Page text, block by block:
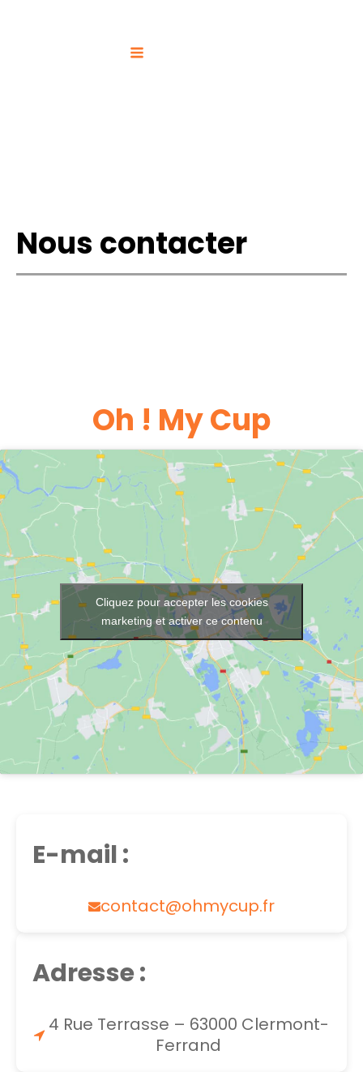
Nous contacter
Oh ! My Cup
Cliquez pour accepter les cookies
marketing et activer ce contenu
E-mail :
contact@ohmycup.fr
Adresse :
4 Rue Terrasse – 63000 Clermont-
Ferrand